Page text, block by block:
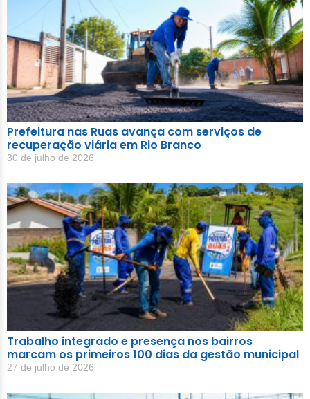
Prefeitura nas Ruas avança com serviços de
recuperação viária em Rio Branco
30 de julho de 2026
Trabalho integrado e presença nos bairros
marcam os primeiros 100 dias da gestão municipal
27 de julho de 2026